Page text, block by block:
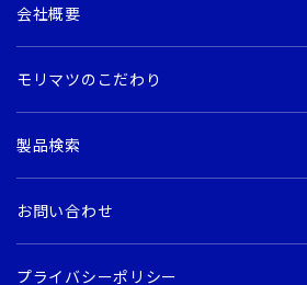
会社概要
モリマツのこだわり
製品検索
お問い合わせ
プライバシーポリシー